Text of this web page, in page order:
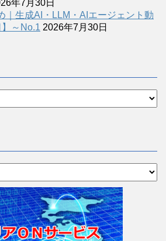
年7月30日
｜生成AI・LLM・AIエージェント動
～No.1 2026年7月30日